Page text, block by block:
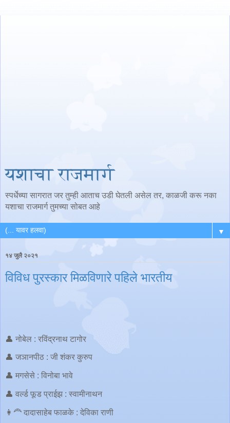
यशाचा राजमार्ग
स्पर्धेच्या सागरात जर तुम्ही आताच उडी घेतली असेल तर, काळजी करू नका
यशाचा राजमार्ग तुमच्या सोबत आहे
▼
१४ जुलै २०२१
विविध पुरस्कार मिळविणारे पहिले भारतीय
👤 नोबेल : रविंद्रनाथ टागोर
👤 जञानपीठ : जी शंकर कुरुप
👤 मगसेसे : विनोबा भावे
👤 वर्ल्ड फूड प्राईझ : स्वामीनाथन
👩‍🦰 दादासाहेब फाळके : देविका राणी